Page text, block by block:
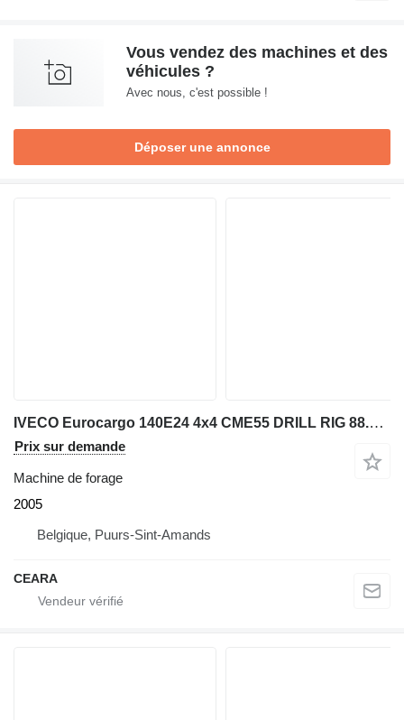
Vous vendez des machines et des
véhicules ?
Avec nous, c'est possible !
Déposer une annonce
IVECO Eurocargo 140E24 4x4 CME55 DRILL RIG 88.000 KM
Prix sur demande
Machine de forage
2005
Belgique, Puurs-Sint-Amands
CEARA